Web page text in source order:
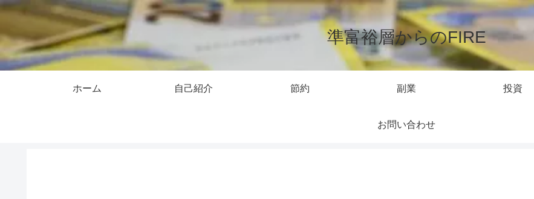
準富裕層からのFIRE
ホーム 自己紹介 節約 副業 投資
お問い合わせ